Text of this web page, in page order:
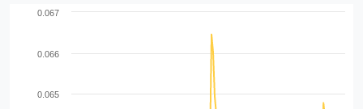
0.065
0.066
0.067